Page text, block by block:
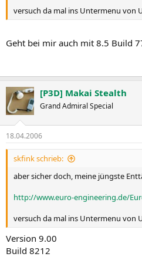
versuch da mal ins Untermenu von
Geht bei mir auch mit 8.5 Build
[P3D] Makai Stealth
Grand Admiral Special
18.04.2006
skfink schrieb:
aber sicher doch, meine jüngste
http://www.euro-engineering.de/
versuch da mal ins Untermenu von
Version 9.00
Build 8212